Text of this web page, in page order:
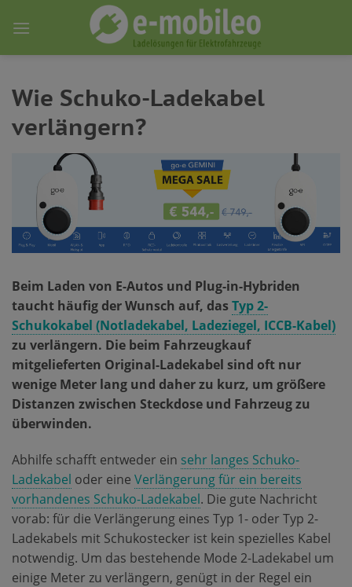
Wie Schuko-Ladekabel
verlängern?
Beim Laden von E-Autos und Plug-in-Hybriden
taucht häufig der Wunsch auf, dasTyp 2-
Schukokabel (Notladekabel, Ladeziegel, ICCB-Kabel)
zu verlängern. Die beim Fahrzeugkauf
mitgelieferten Original-Ladekabel sind oft nur
wenige Meter lang und daher zu kurz, um größere
Distanzen zwischen Steckdose und Fahrzeug zu
überwinden.
Abhilfe schafft entweder ein sehr langes Schuko-
Ladekabel oder eine Verlängerung für ein bereits
vorhandenes Schuko-Ladekabel. Die gute Nachricht
vorab: für die Verlängerung eines Typ 1- oder Typ 2-
Ladekabels mit Schukostecker ist kein spezielles Kabel
notwendig. Um das bestehende Mode 2-Ladekabel um
einige Meter zu verlängern, genügt in der Regel ein